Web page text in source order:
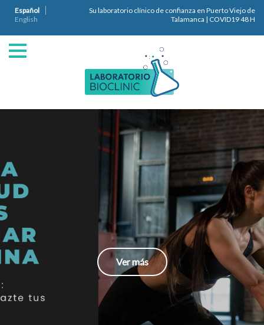
Español
English
Su laboratorio clínico de confianza en Puerto Viejo de
Talamanca | COVID19 48 H
Ver más